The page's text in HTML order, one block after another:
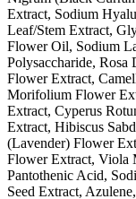
Extract, Sodium
Leaf/Stem Extract,
Flower Oil, Sodium
Polysaccharide, Rosa
Flower Extract,
Morifolium Flower
Extract, Cyperus
Extract, Hibiscus
(Lavender) Flower
Flower Extract, Viola
Pantothenic Acid,
Seed Extract,